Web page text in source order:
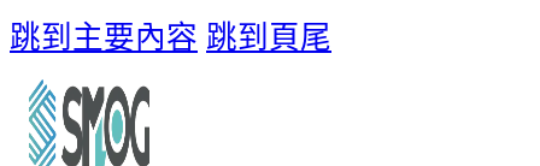
跳到主要內容 跳到頁尾